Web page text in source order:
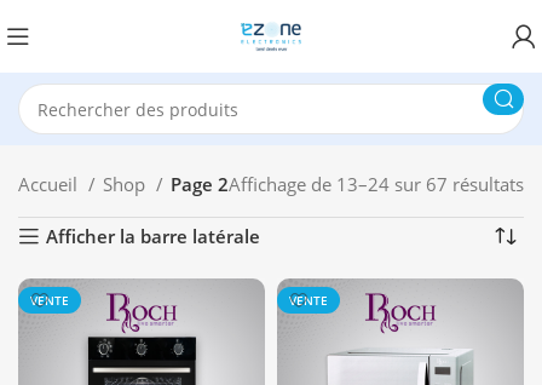
Accueil Shop Page 2Affichage de 13–24 sur 67 résultats
Afficher la barre latérale
VENTE VENTE